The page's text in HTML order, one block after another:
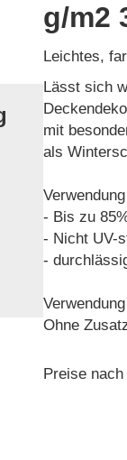
g/m2
Leichtes,
Lässt sich
mit
als
- Bis zu
- Nicht UV-
-
Ohne
Preise nach